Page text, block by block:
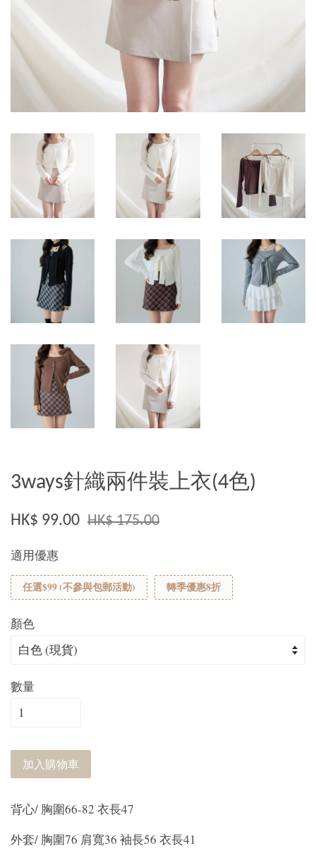
3ways針織兩件裝上衣(4色)
HK$ 99.00 HK$ 175.00
適用優惠
任選$99 (不參與包郵活動) 轉季優惠8折
顏色
數量
加入購物車
背心/ 胸圍66-82 衣長47
外套/ 胸圍76 肩寬36 袖長56 衣長41